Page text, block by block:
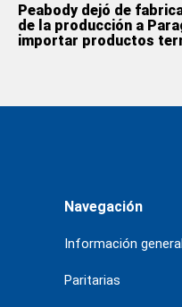
Peabody dejó de
de la producción a
importar productos
Navegación
Información general
Paritarias